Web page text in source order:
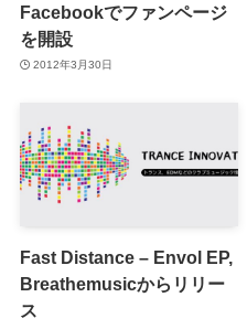
Facebookでファンページ
を開設
2012年3月30日
Fast Distance – Envol EP,
Breathemusicからリリー
ス